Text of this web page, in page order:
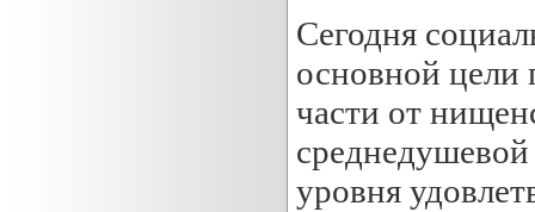
Сегодня
основной цели
части от
уровня